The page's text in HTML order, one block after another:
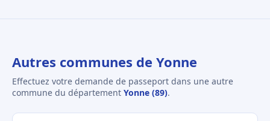
Autres communes de Yonne
Effectuez votre demande de passeport dans une autre
commune du département Yonne (89).